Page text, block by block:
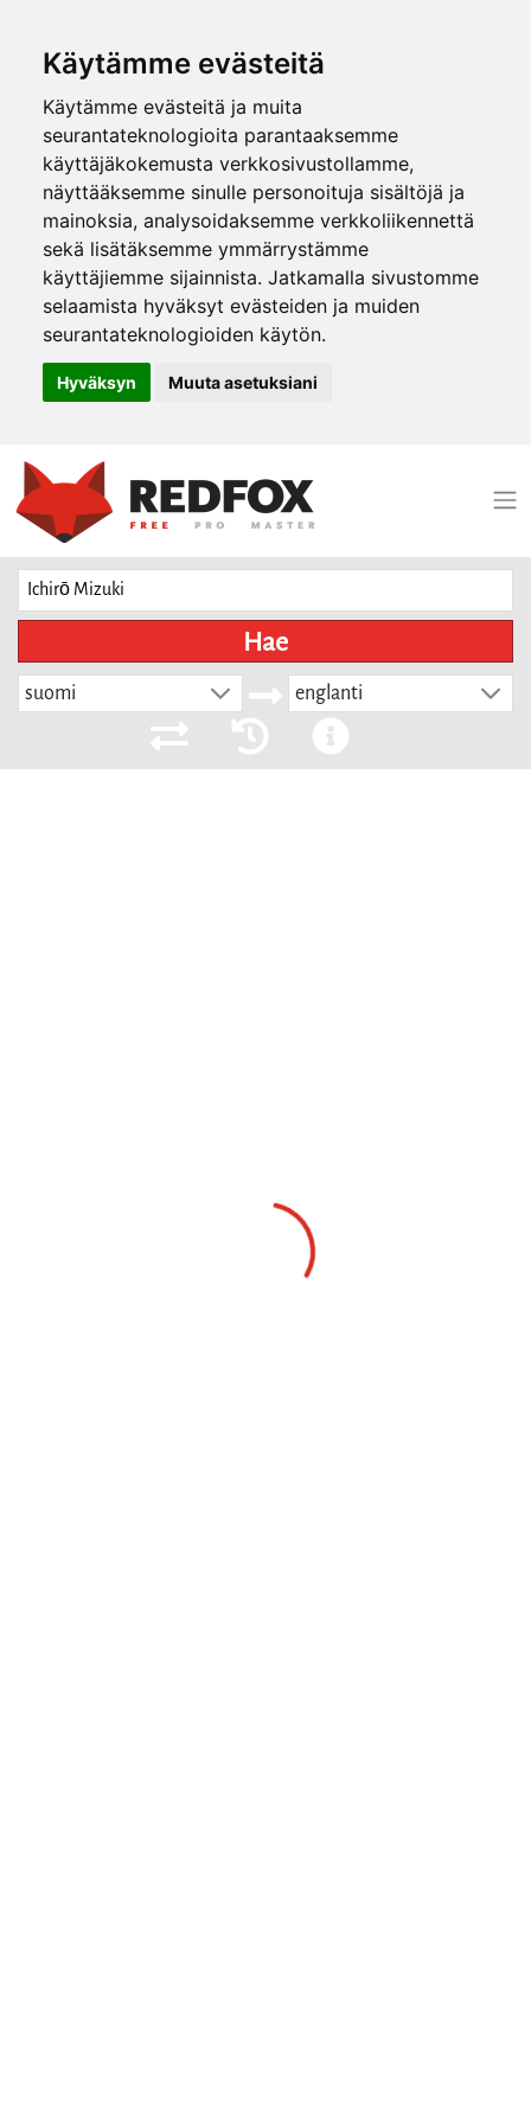
Käytämme evästeitä
Käytämme evästeitä ja muita
seurantateknologioita parantaaksemme
käyttäjäkokemusta verkkosivustollamme,
näyttääksemme sinulle personoituja sisältöjä ja
mainoksia, analysoidaksemme verkkoliikennettä
sekä lisätäksemme ymmärrystämme
käyttäjiemme sijainnista. Jatkamalla sivustomme
selaamista hyväksyt evästeiden ja muiden
seurantateknologioiden käytön.
Hyväksyn Muuta asetuksiani
Hae
suomi englanti